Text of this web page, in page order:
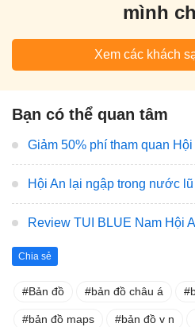
mình
Xem các khách
Bạn có thể quan tâm
Giảm 50% phí tham quan Hội
Hội An lại ngập trong nước lũ
Review TUI BLUE Nam Hội
Chia sẻ
Bản đồ bản đồ châu á
bản đồ maps bản đồ v n